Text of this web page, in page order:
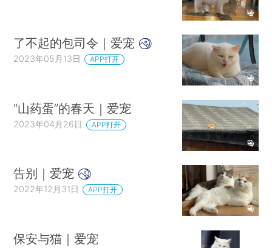
了不起的包司令｜爱宠
2023年05月13日 APP打开
“山药蛋”的春天｜爱宠
2023年04月26日 APP打开
告别｜爱宠
2022年12月31日 APP打开
保安与猫｜爱宠